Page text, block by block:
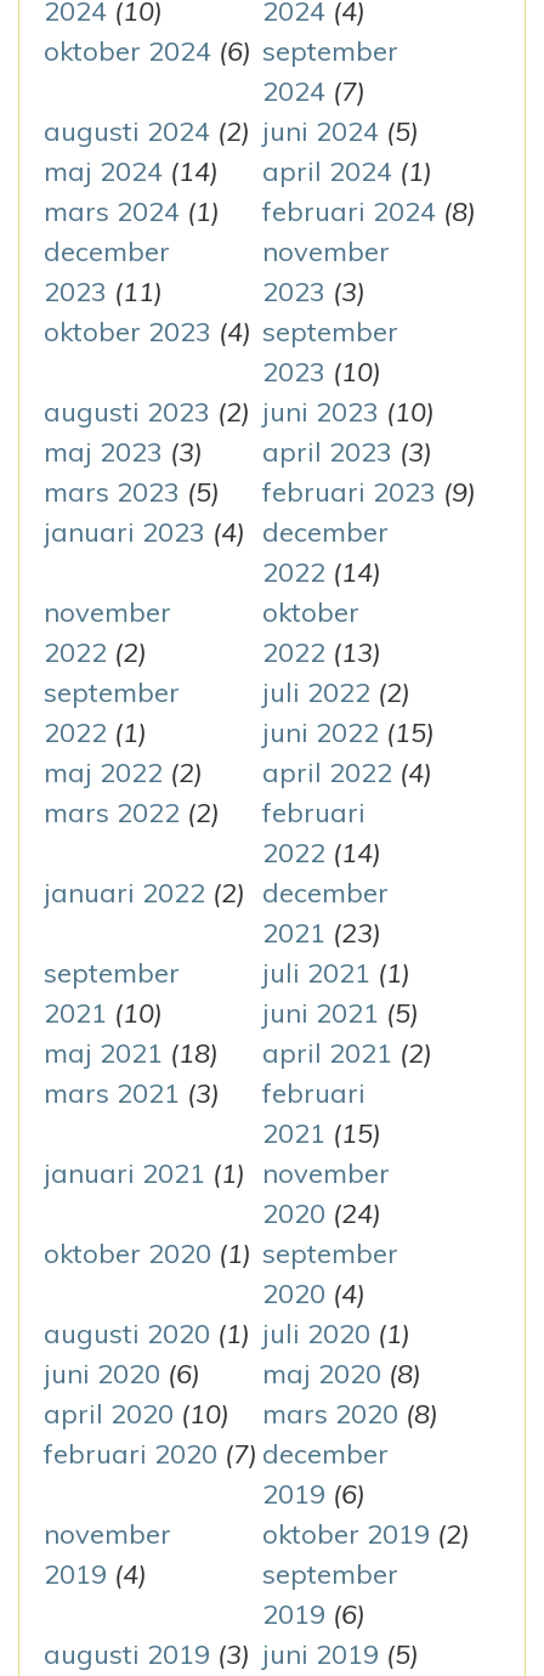
2024 (10) 2024 (4)
oktober 2024 (6) september
2024 (7)
augusti 2024 (2) juni 2024 (5)
maj 2024 (14) april 2024 (1)
mars 2024 (1) februari 2024 (8)
december
2023 (11)
november
2023 (3)
oktober 2023 (4) september
2023 (10)
augusti 2023 (2) juni 2023 (10)
maj 2023 (3) april 2023 (3)
mars 2023 (5) februari 2023 (9)
januari 2023 (4)
december
2022 (14)
november
2022 (2)
oktober
2022 (13)
september
2022 (1)
juli 2022 (2)
juni 2022 (15)
maj 2022 (2) april 2022 (4)
mars 2022 (2)
februari
2022 (14)
januari 2022 (2)
december
2021 (23)
september
2021 (10)
juli 2021 (1)
juni 2021 (5)
maj 2021 (18) april 2021 (2)
mars 2021 (3)
februari
2021 (15)
januari 2021 (1)
november
2020 (24)
oktober 2020 (1) september
2020 (4)
augusti 2020 (1) juli 2020 (1)
juni 2020 (6) maj 2020 (8)
april 2020 (10) mars 2020 (8)
februari 2020 (7) december
2019 (6)
november
2019 (4)
oktober 2019 (2)
september
2019 (6)
augusti 2019 (3) juni 2019 (5)